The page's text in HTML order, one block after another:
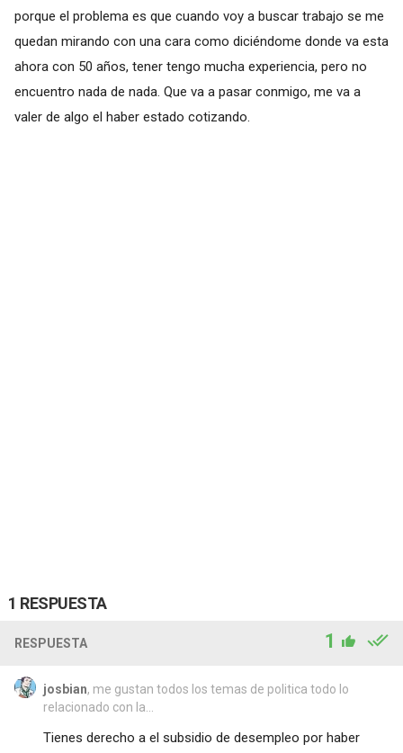
porque el problema es que cuando voy a buscar trabajo se me
quedan mirando con una cara como diciéndome donde va esta
ahora con 50 años, tener tengo mucha experiencia, pero no
encuentro nada de nada. Que va a pasar conmigo, me va a
valer de algo el haber estado cotizando.
1 RESPUESTA
RESPUESTA 1
josbian, me gustan todos los temas de politica todo lo
relacionado con la...
Tienes derecho a el subsidio de desempleo por haber